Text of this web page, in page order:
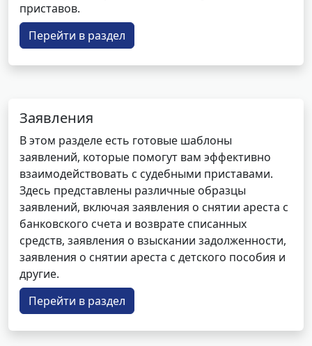
приставов.
Перейти в раздел
Заявления
В этом разделе есть готовые шаблоны
заявлений, которые помогут вам эффективно
взаимодействовать с судебными приставами.
Здесь представлены различные образцы
заявлений, включая заявления о снятии ареста с
банковского счета и возврате списанных
средств, заявления о взыскании задолженности,
заявления о снятии ареста с детского пособия и
другие.
Перейти в раздел